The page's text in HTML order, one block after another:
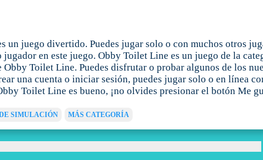
juego divertido. Puedes jugar solo o con muchos otros
en este juego. Obby Toilet Line es un juego de la
Toilet Line. Puedes disfrutar o probar algunos de los
una cuenta o iniciar sesión, puedes jugar solo o en línea
Toilet Line es bueno, ¡no olvides presionar el botón Me
SIMULACIÓN MÁS CATEGORÍA